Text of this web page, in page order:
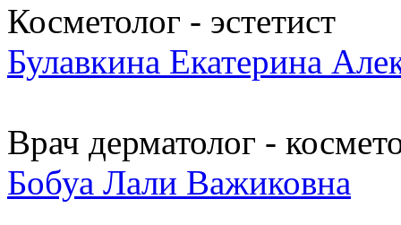
Косметолог - эстетист
Булавкина Екатерина
Врач дерматолог -
Бобуа Лали Важиковна